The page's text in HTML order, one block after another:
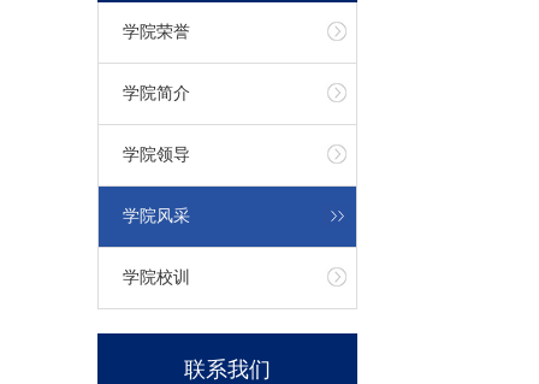
学院荣誉
学院简介
学院领导
学院风采
学院校训
联系我们